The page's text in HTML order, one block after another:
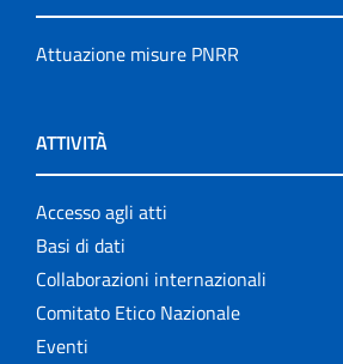
Attuazione misure PNRR
ATTIVITÀ
Accesso agli atti
Basi di dati
Collaborazioni internazionali
Comitato Etico Nazionale
Eventi